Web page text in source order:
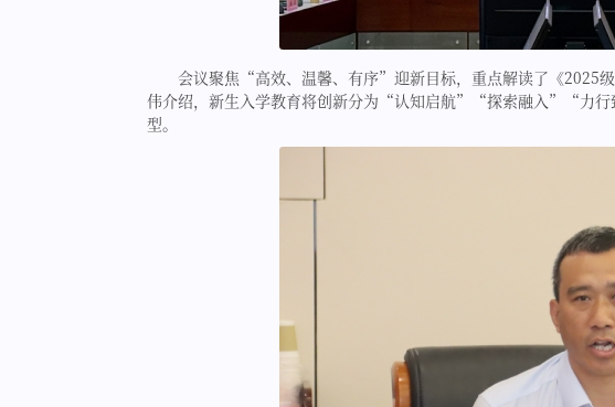
会议聚焦“高效、温馨、有序”迎新目标，重点解读了《2025
伟介绍，新生入学教育将创新分为“认知启航”“探索融入”“力行
型。